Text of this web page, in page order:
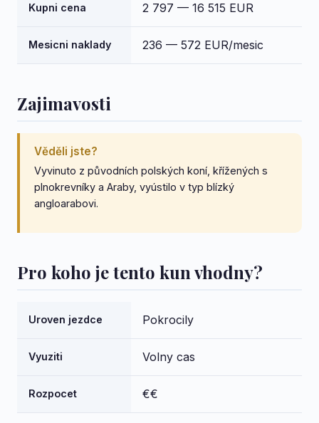
Kupni cena 2 797 — 16 515 EUR
Mesicni naklady 236 — 572 EUR/mesic
Zajimavosti
Věděli jste?
Vyvinuto z původních polských koní, křížených s
plnokrevníky a Araby, vyústilo v typ blízký
angloarabovi.
Pro koho je tento kun vhodny?
Uroven jezdce Pokrocily
Vyuziti Volny cas
Rozpocet €€